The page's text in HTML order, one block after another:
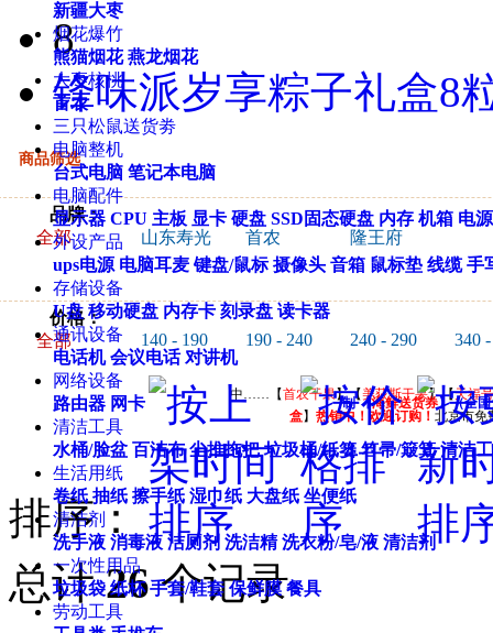
新疆大枣
烟花爆竹
熊猫烟花 燕龙烟花
大枣核桃
首农
三只松鼠送货劵
电脑整机
台式电脑 笔记本电脑
电脑配件
显示器 CPU 主板 显卡 硬盘 SSD固态硬盘 内存 机箱 电源
外设产品
ups电源 电脑耳麦 键盘/鼠标 摄像头 音箱 鼠标垫 线缆 手
存储设备
U盘 移动硬盘 内存卡 刻录盘 读卡器
通讯设备
电话机 会议电话 对讲机
网络设备
路由器 网卡
清洁工具
水桶/脸盆 百洁布 尘推拖把 垃圾桶/纸篓 笤帚/簸箕 清洁
生活用纸
卷纸 抽纸 擦手纸 湿巾纸 大盘纸 坐便纸
清洁剂
洗手液 消毒液 洁厕剂 洗洁精 洗衣粉/皂/液 清洁剂
一次性用品
垃圾袋 纸杯 手套/鞋套 保鲜膜 餐具
劳动工具
8
锋味派岁享粽子礼盒8
商品筛选
品牌：
全部
山东寿光 首农 隆王府
价格：
全部
140 - 190 190 - 240 240 - 290 340
中……【首农干果】【美荻斯干果】【天福
制 【海鲜送货券】（全
盒】 热销中！欢迎订购！ 北京市免
排序：
总计26个记录